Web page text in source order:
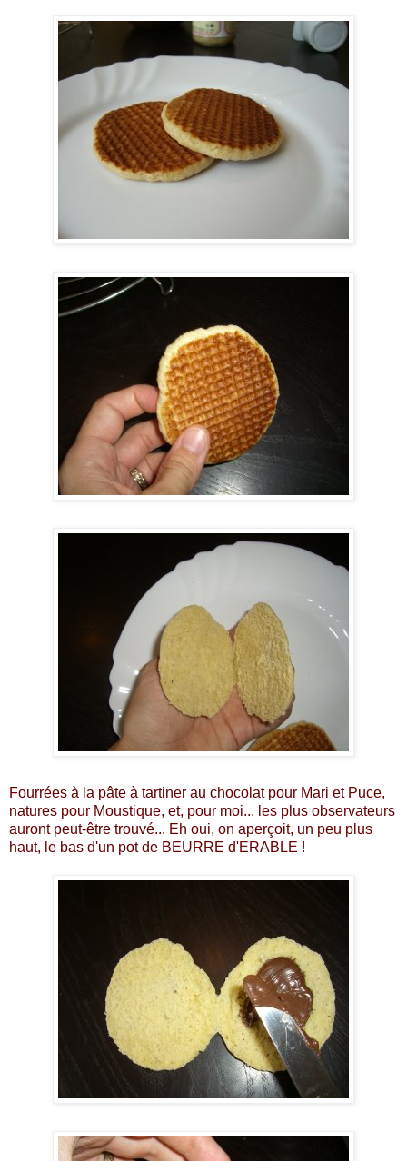
Fourrées à la pâte à tartiner au chocolat pour Mari et Puce,
natures pour Moustique, et, pour moi... les plus observateurs
auront peut-être trouvé... Eh oui, on aperçoit, un peu plus
haut, le bas d'un pot de BEURRE d'ERABLE !